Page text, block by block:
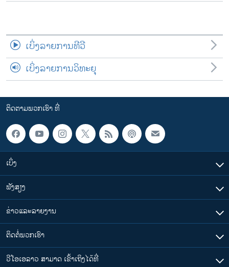
ເບິ່ງລາຍການທີວີ
ເບິ່ງລາຍການວິທະຍຸ
ຕິດຕາມພວກເຮົາ ທີ່
ເບິ່ງ
ຟັງສຽງ
ຂ່າວແລະລາຍງານ
ຕິດຕໍ່ພວກເຮົາ
ວີໂອເອລາວ ສາມາດ ເຂົ້າເຖິງໄດ້ທີ່